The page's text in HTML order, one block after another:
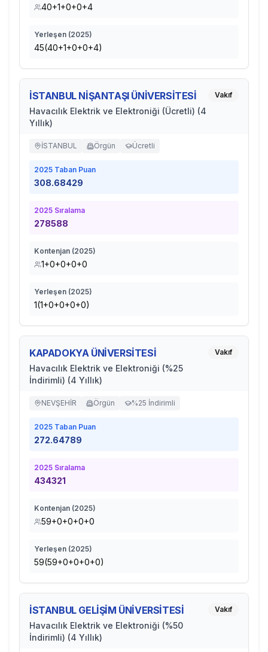
40+1+0+0+4
Yerleşen (2025)
45(40+1+0+0+4)
İSTANBUL NİŞANTAŞI ÜNİVERSİTESİ
Havacılık Elektrik ve Elektroniği (Ücretli) (4
Yıllık)
Vakıf
İSTANBUL Örgün Ücretli
2025 Taban Puan
308.68429
2025 Sıralama
278588
Kontenjan (2025)
1+0+0+0+0
Yerleşen (2025)
1(1+0+0+0+0)
KAPADOKYA ÜNİVERSİTESİ
Havacılık Elektrik ve Elektroniği (%25
İndirimli) (4 Yıllık)
Vakıf
NEVŞEHİR Örgün %25 İndirimli
2025 Taban Puan
272.64789
2025 Sıralama
434321
Kontenjan (2025)
59+0+0+0+0
Yerleşen (2025)
59(59+0+0+0+0)
İSTANBUL GELİŞİM ÜNİVERSİTESİ
Havacılık Elektrik ve Elektroniği (%50
İndirimli) (4 Yıllık)
Vakıf